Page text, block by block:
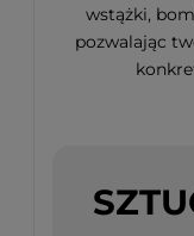
wstążki,
pozwalając